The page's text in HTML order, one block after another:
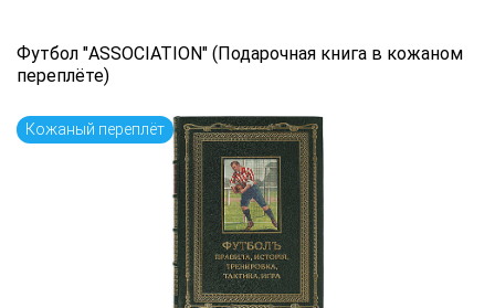
Футбол "ASSOCIATION" (Подарочная книга в кожаном
переплёте)
Кожаный переплёт